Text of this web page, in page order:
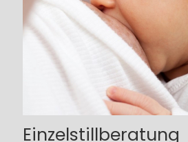
Einzelstillberatung